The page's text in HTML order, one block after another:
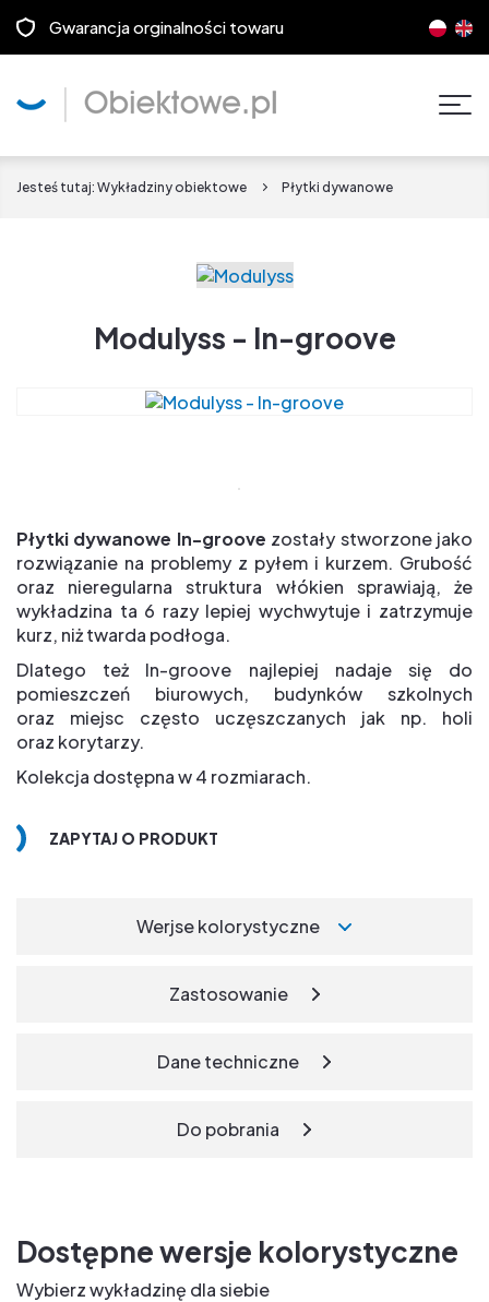
Gwarancja orginalności towaru
Jesteś tutaj: Wykładziny obiektowe Płytki dywanowe
Modulyss - In-groove
Płytki dywanowe In-groove zostały stworzone jako
rozwiązanie na problemy z pyłem i kurzem. Grubość
oraz nieregularna struktura włókien sprawiają, że
wykładzina ta 6 razy lepiej wychwytuje i zatrzymuje
kurz, niż twarda podłoga.
Dlatego też In-groove najlepiej nadaje się do
pomieszczeń biurowych, budynków szkolnych
oraz miejsc często uczęszczanych jak np. holi
oraz korytarzy.
Kolekcja dostępna w 4 rozmiarach.
ZAPYTAJ O PRODUKT
Werjse kolorystyczne
Zastosowanie
Dane techniczne
Do pobrania
Dostępne wersje kolorystyczne
Wybierz wykładzinę dla siebie